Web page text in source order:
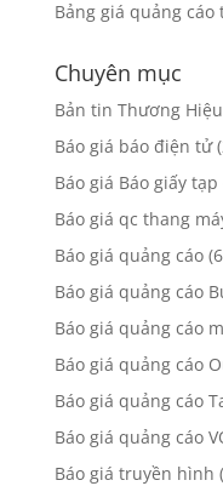
Bảng giá quảng cáo
Chuyên mục
Bản tin Thương Hiệu
Báo giá báo điện tử
Báo giá Báo giấy
Báo giá qc thang
Báo giá quảng cáo
Báo giá quảng cáo
Báo giá quảng cáo
Báo giá quảng cáo
Báo giá quảng cáo
Báo giá quảng cáo
Báo giá truyền hình